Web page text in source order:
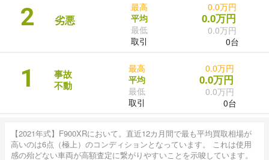
2 劣悪
最高
平均
最低
取引
0.0万円
0.0万円
0.0万円
0台
1
事故
不動
最高
平均
最低
取引
0.0万円
0.0万円
0.0万円
0台
【2021年式】F900XRにおいて。直近12カ月間で最も平均買取相場が
高いのは6点（極上）のコンディションとなっています。 これは使用
感の殆どない車両が高額査定に繋がりやすいことを示唆しています。